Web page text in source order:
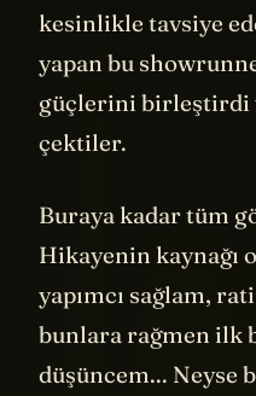
üstlendi.
kesinlikle tavsiye
yapan bu
güçlerini birleştirdi
Buraya kadar tüm
Hikayenin kaynağı
yapımcı sağlam,
bunlara rağmen ilk